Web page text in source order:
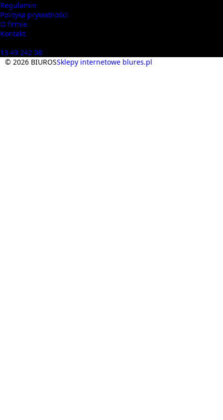
Regulamin
Polityka prywatności
O firmie
Kontakt
13 49 242 08
© 2026 BIUROSSklepy internetowe blures.pl